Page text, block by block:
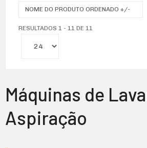
NOME DO PRODUTO ORDENADO +/-
RESULTADOS 1 - 11 DE 11
Máquinas de
Aspiração